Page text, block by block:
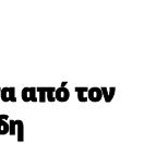
από τον